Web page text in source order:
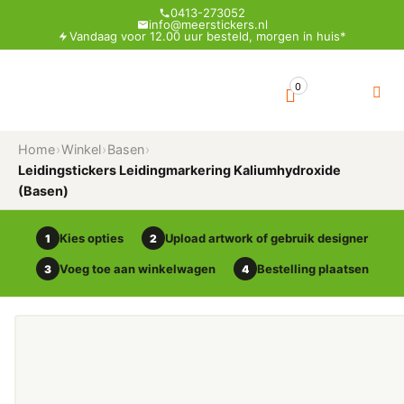
0413-273052
info@meerstickers.nl
Vandaag voor 12.00 uur besteld, morgen in huis*
0
Home›Winkel›Basen›
Leidingstickers Leidingmarkering Kaliumhydroxide
(Basen)
1 Kies opties 2 Upload artwork of gebruik designer
3 Voeg toe aan winkelwagen 4 Bestelling plaatsen